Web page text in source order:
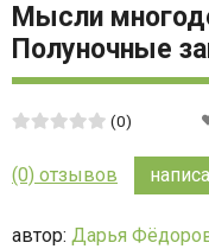
Мысли
Полуночные
Средняя
из
(0)
(0) отзывов
автор: Дарья